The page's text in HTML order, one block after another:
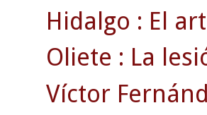
Hidalgo : El
Oliete : La
Víctor